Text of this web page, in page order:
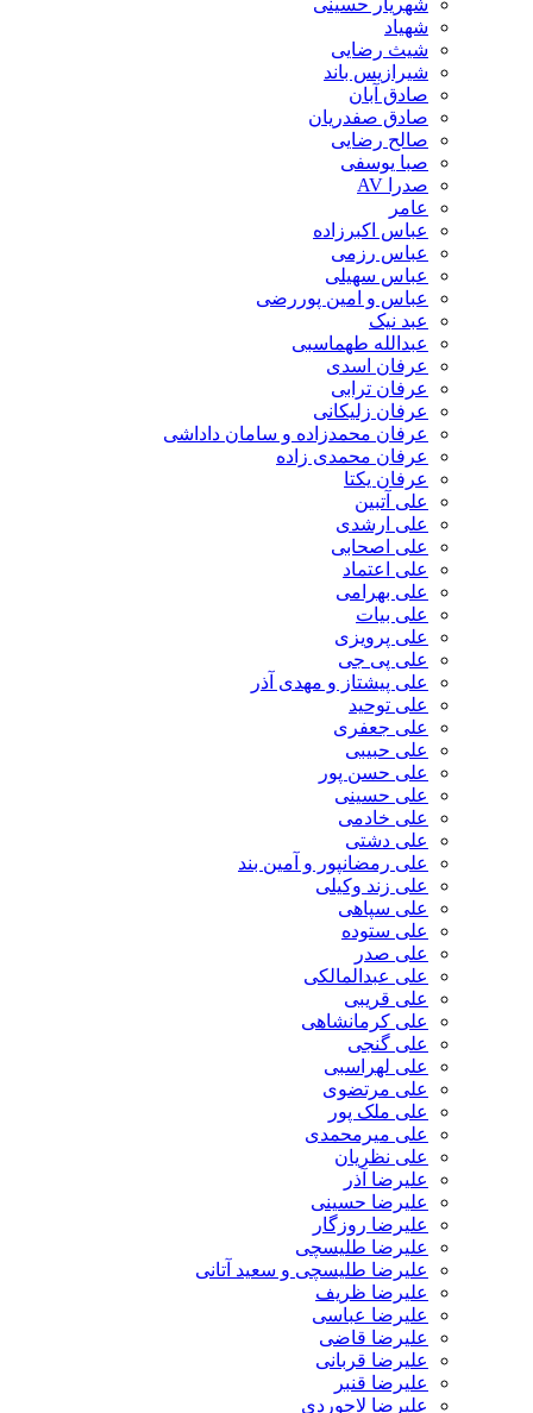
شهریار حسینی
شهیاد
شیث رضایی
شیرازیس باند
صادق آبان
صادق صفدریان
صالح رضایی
صبا یوسفی
صدرا AV
عامر
عباس اکبرزاده
عباس رزمی
عباس سهیلی
عباس و امین پوررضی
عبد نیک
عبدالله طهماسبی‎
عرفان اسدی
عرفان ترابی
عرفان زلیکانی
عرفان محمدزاده و سامان داداشی
عرفان محمدی زاده
عرفان یکتا
علی آتبین
علی ارشدی
علی اصحابی
علی اعتماد
علی بهرامی
علی بیات
علی پرویزی
علی پی جی
علی پیشتاز و مهدی آذر
علی توحید
علی جعفری
علی حبیبی
علی حسن پور
علی حسینی
علی خادمی
علی دشتی
علی رمضانپور و آمین بند
علی زند وکیلی
علی سپاهی
علی ستوده
علی صدر
علی عبدالمالکی
علی قریبی
علی کرمانشاهی
علی گنجی
علی لهراسبی
علی مرتضوی
علی ملک پور
علی میرمحمدی
علی نظریان
علیرضا آذر
علیرضا حسینی
علیرضا روزگار
علیرضا طلیسچی
علیرضا طلیسچی و سعید آتانی
علیرضا ظریف
علیرضا عباسی
علیرضا قاضی
علیرضا قربانی
علیرضا قنبر
علیرضا لاجوردی